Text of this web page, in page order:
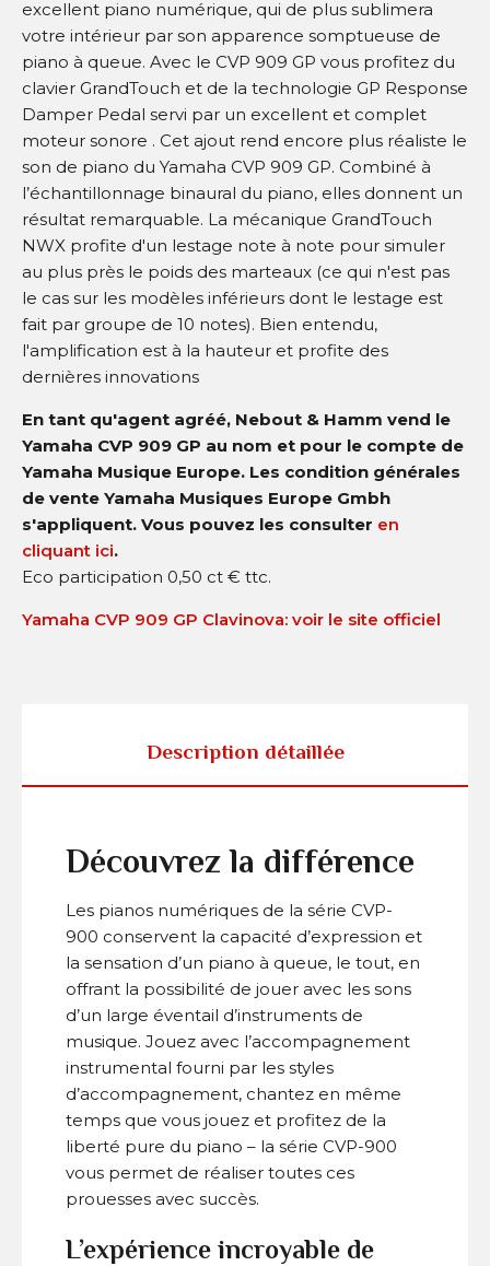
excellent piano numérique, qui de plus sublimera
votre intérieur par son apparence somptueuse de
piano à queue. Avec le CVP 909 GP vous profitez du
clavier GrandTouch et de la technologie GP Response
Damper Pedal servi par un excellent et complet
moteur sonore . Cet ajout rend encore plus réaliste le
son de piano du Yamaha CVP 909 GP. Combiné à
l’échantillonnage binaural du piano, elles donnent un
résultat remarquable. La mécanique GrandTouch
NWX profite d'un lestage note à note pour simuler
au plus près le poids des marteaux (ce qui n'est pas
le cas sur les modèles inférieurs dont le lestage est
fait par groupe de 10 notes). Bien entendu,
l'amplification est à la hauteur et profite des
dernières innovations
En tant qu'agent agréé, Nebout & Hamm vend le
Yamaha CVP 909 GP au nom et pour le compte de
Yamaha Musique Europe. Les condition générales
de vente Yamaha Musiques Europe Gmbh
s'appliquent. Vous pouvez les consulter en
cliquant ici.
Eco participation 0,50 ct € ttc.
Yamaha CVP 909 GP Clavinova: voir le site officiel
Description détaillée
Découvrez la différence
Les pianos numériques de la série CVP-
900 conservent la capacité d’expression et
la sensation d’un piano à queue, le tout, en
offrant la possibilité de jouer avec les sons
d’un large éventail d’instruments de
musique. Jouez avec l’accompagnement
instrumental fourni par les styles
d’accompagnement, chantez en même
temps que vous jouez et profitez de la
liberté pure du piano – la série CVP-900
vous permet de réaliser toutes ces
prouesses avec succès.
L’expérience incroyable de